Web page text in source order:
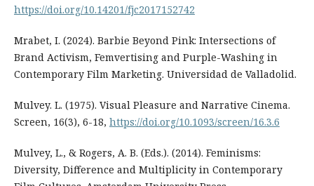
https://doi.org/10.14201/fjc2017152742
Mrabet, I. (2024). Barbie Beyond Pink: Intersections of
Brand Activism, Femvertising and Purple-Washing in
Contemporary Film Marketing. Universidad de Valladolid.
Mulvey. L. (1975). Visual Pleasure and Narrative Cinema.
Screen, 16(3), 6-18, https://doi.org/10.1093/screen/16.3.6
Mulvey, L., & Rogers, A. B. (Eds.). (2014). Feminisms:
Diversity, Difference and Multiplicity in Contemporary